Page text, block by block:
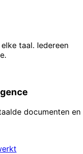
taal. Iedereen
documenten en